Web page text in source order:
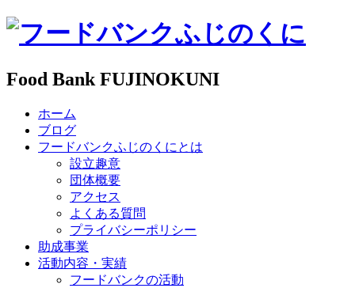
Food Bank FUJINOKUNI
ホーム
ブログ
フードバンクふじのくにとは
設立趣意
団体概要
アクセス
よくある質問
プライバシーポリシー
助成事業
活動内容・実績
フードバンクの活動